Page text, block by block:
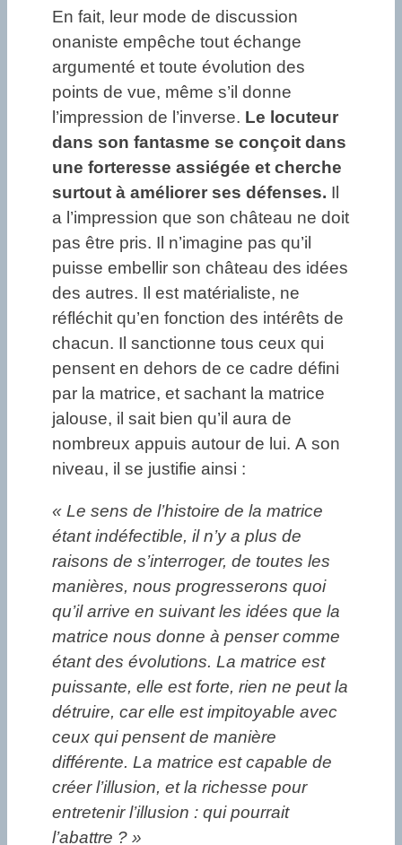
En fait, leur mode de discussion
onaniste empêche tout échange
argumenté et toute évolution des
points de vue, même s’il donne
l’impression de l’inverse. Le locuteur
dans son fantasme se conçoit dans
une forteresse assiégée et cherche
surtout à améliorer ses défenses. Il
a l’impression que son château ne doit
pas être pris. Il n’imagine pas qu’il
puisse embellir son château des idées
des autres. Il est matérialiste, ne
réfléchit qu’en fonction des intérêts de
chacun. Il sanctionne tous ceux qui
pensent en dehors de ce cadre défini
par la matrice, et sachant la matrice
jalouse, il sait bien qu’il aura de
nombreux appuis autour de lui. A son
niveau, il se justifie ainsi :
« Le sens de l’histoire de la matrice
étant indéfectible, il n’y a plus de
raisons de s’interroger, de toutes les
manières, nous progresserons quoi
qu’il arrive en suivant les idées que la
matrice nous donne à penser comme
étant des évolutions. La matrice est
puissante, elle est forte, rien ne peut la
détruire, car elle est impitoyable avec
ceux qui pensent de manière
différente. La matrice est capable de
créer l’illusion, et la richesse pour
entretenir l’illusion : qui pourrait
l’abattre ? »